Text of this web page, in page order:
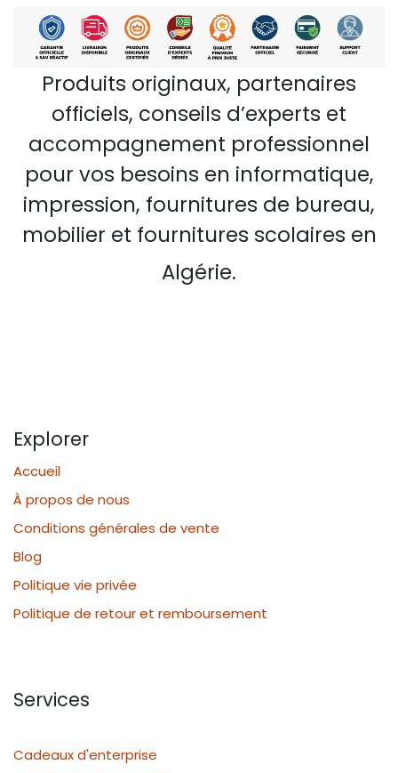
Produits originaux, partenaires
officiels, conseils d’experts et
accompagnement professionnel
pour vos besoins en informatique,
impression, fournitures de bureau,
mobilier et fournitures scolaires en
Algérie.
Explorer
Accueil
À propos de nous
Conditions générales de vente
Blog
Politique vie privée
Politique de retour et remboursement
Services
Cadeaux d'enterprise